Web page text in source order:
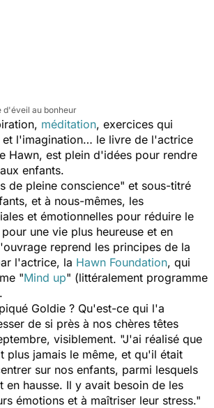
d'éveil au bonheur
méditation, exercices qui
et l'imagination… le livre de l'actrice
Hawn, est plein d'idées pour rendre
enfants.
de pleine conscience" et sous-titré
et à nous-mêmes, les
et émotionnelles pour réduire le
une vie plus heureuse et en
reprend les principes de la
l'actrice, la Hawn Foundation, qui
"Mind up" (littéralement programme
Goldie ? Qu'est-ce qui l'a
de si près à nos chères têtes
visiblement. "J'ai réalisé que
plus jamais le même, et qu'il était
sur nos enfants, parmi lesquels
en hausse. Il y avait besoin de les
émotions et à maîtriser leur stress."